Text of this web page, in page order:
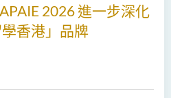
2026 進一步深化
香港」品牌